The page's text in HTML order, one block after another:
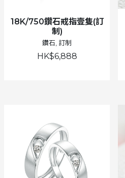
18K/750鑽石戒指壹隻(訂
制)
鑽石, 訂制
HK$6,888